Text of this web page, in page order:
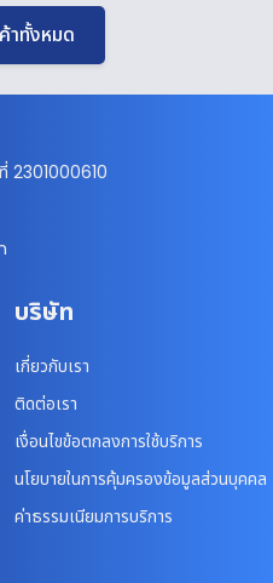
าทั้งหมด
2301000610
บริษัท
เกี่ยวกับเรา
ติดต่อเรา
เงื่อนไขข้อตกลงการใช้บริการ
นโยบายในการคุ้มครองข้อมูลส่วนบุคคล
ค่าธรรมเนียมการบริการ